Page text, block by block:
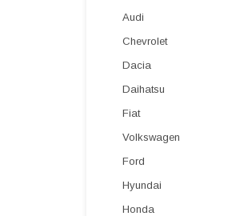
Audi
Chevrolet
Dacia
Daihatsu
Fiat
Volkswagen
Ford
Hyundai
Honda